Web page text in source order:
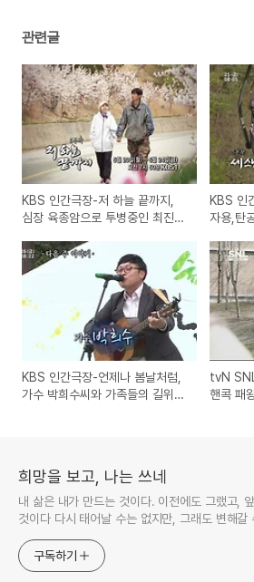
관련글
KBS 인간극장-저 하늘 끝까지,
심장 육종암으로 투병중인 최진
KBS 인
자용,탄
야기
KBS 인간극장-언제나 봄날처럼,
가수 박희수씨와 가족들의 길위의
tvN
핸콕 패
희망을 보고, 나는 쓰네
내 삶은 내가 만드는 것이다. 이전에도 그랬고,
것이다 다시 태어날 수는 없지만, 그래도 변해갈
구독하기